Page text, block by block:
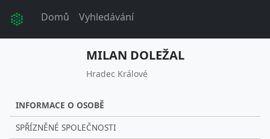
Domů Vyhledávání
MILAN DOLEŽAL
Hradec Králové
INFORMACE O OSOBĚ
SPŘÍZNĚNÉ SPOLEČNOSTI